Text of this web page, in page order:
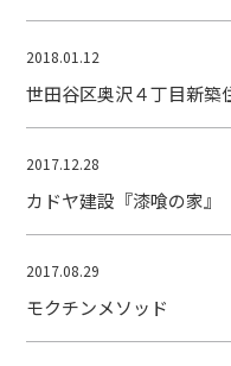
2018.01.12
2017.12.28
カドヤ建設『漆喰の家
2017.08.29
モクチンメソッド